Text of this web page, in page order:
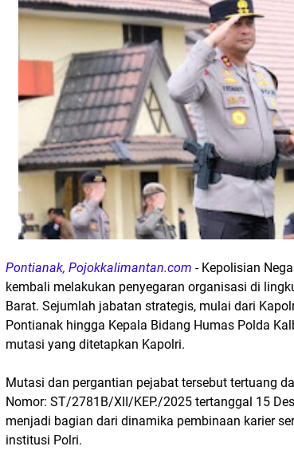
Pontianak, Pojokkalimantan.com - Kepolisian
kembali melakukan penyegaran organisasi di
Barat. Sejumlah jabatan strategis, mulai dari
Pontianak hingga Kepala Bidang Humas Polda
mutasi yang ditetapkan Kapolri.
Mutasi dan pergantian pejabat tersebut tertuang
Nomor: ST/2781B/XII/KEP./2025 tertanggal 15
menjadi bagian dari dinamika pembinaan karier
institusi Polri.